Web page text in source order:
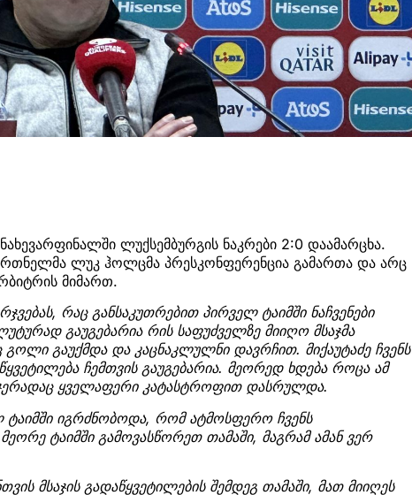
ლუქსემბურგის ნაკრები 2:0 დაამარცხა.
ლუკ ჰოლცმა პრესკონფერენცია გამართა და არც
მიმართ.
რაც განსაკუთრებით პირველ ტაიმში ნაჩვენები
გაუგებარია რის საფუძველზე მიიღო მსაჯმა
გაუქმდა და კაცნაკლულნი დავრჩით. მიქაუტაძე ჩვენს
ჩემთვის გაუგებარია. მეორედ ხდება როცა ამ
ყველაფერი კატასტროფით დასრულდა.
ტაიმში იგრძნობოდა, რომ ატმოსფერო ჩვენს
ტაიმში გამოვასწორეთ თამაში, მაგრამ ამან ვერ
მსაჯის გადაწყვეტილების შემდეგ თამაში, მათ მიიღეს